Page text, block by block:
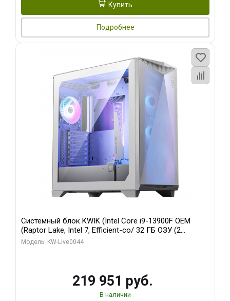
Купить
Подробнее
Системный блок KWIK (Intel Core i9-13900F OEM
(Raptor Lake, Intel 7, Efficient-co/ 32 ГБ ОЗУ (2
модуля)/ Gigabyte RTX5070Ti AERO OC 16GB GDDR7
Модель: KW-Live0044
219 951 руб.
В наличии